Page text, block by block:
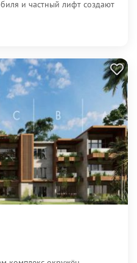
и частный лифт создают